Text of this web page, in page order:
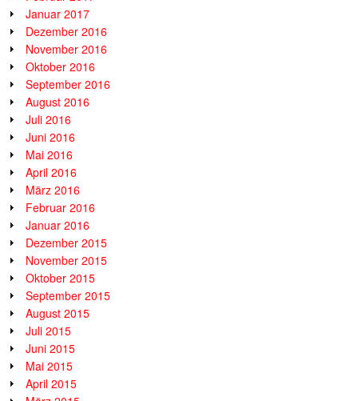
Januar 2017
Dezember 2016
November 2016
Oktober 2016
September 2016
August 2016
Juli 2016
Juni 2016
Mai 2016
April 2016
März 2016
Februar 2016
Januar 2016
Dezember 2015
November 2015
Oktober 2015
September 2015
August 2015
Juli 2015
Juni 2015
Mai 2015
April 2015